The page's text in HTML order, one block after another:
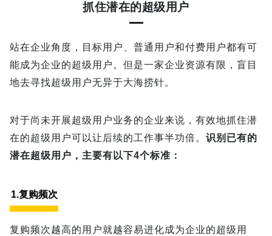
抓住潜在的超级用户
站在企业角度，目标用户、普通用户和付费用户都有可
能成为企业的超级用户。但是一家企业资源有限，盲目
地去寻找超级用户无异于大海捞针。
对于尚未开展超级用户业务的企业来说，有效地抓住潜
在的超级用户可以让后续的工作事半功倍。 识别已有的
潜在超级用户，主要有以下4个标准：
1.复购频次
复购频次越高的用户就越容易进化成为企业的超级用